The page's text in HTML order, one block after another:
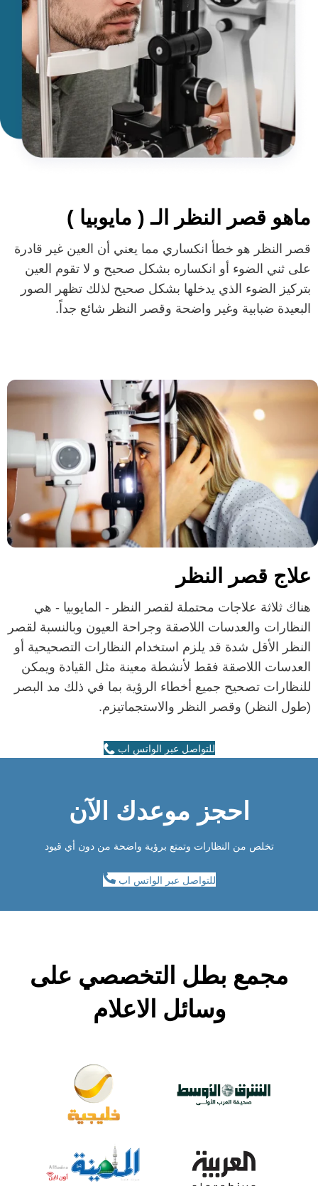
ماهو قصر النظر الـ ( مايوبيا )
قصر النظر هو خطأ انكساري مما يعني أن العين غير قادرة
على ثني الضوء أو انكساره بشكل صحيح و لا تقوم العين
بتركيز الضوء الذي يدخلها بشكل صحيح لذلك تظهر الصور
البعيدة ضبابية وغير واضحة وقصر النظر شائع جداً.
علاج قصر النظر
هناك ثلاثة علاجات محتملة لقصر النظر - المايوبيا - هي
النظارات والعدسات اللاصقة وجراحة العيون وبالنسبة لقصر
النظر الأقل شدة قد يلزم استخدام النظارات التصحيحية أو
العدسات اللاصقة فقط لأنشطة معينة مثل القيادة ويمكن
للنظارات تصحيح جميع أخطاء الرؤية بما في ذلك مد البصر
(طول النظر) وقصر النظر والاستجماتيزم.
للتواصل عبر الواتس اب
احجز موعدك الآن
تخلص من النظارات وتمتع برؤية واضحة من دون أي قيود
للتواصل عبر الواتس اب
مجمع بطل التخصصي على
وسائل الاعلام